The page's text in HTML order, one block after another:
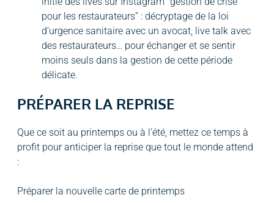
pour les restaurateurs” : décryptage de la loi
d’urgence sanitaire avec un avocat, live talk avec
des restaurateurs… pour échanger et se sentir
moins seuls dans la gestion de cette période
délicate.
PRÉPARER LA REPRISE
Que ce soit au printemps ou à l’été, mettez ce temps à
profit pour anticiper la reprise que tout le monde attend
:
Préparer la nouvelle carte de printemps